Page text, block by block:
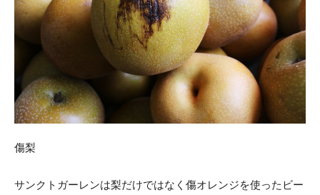
傷梨
サンクトガーレンは梨だけではなく傷オレンジを使ったビー